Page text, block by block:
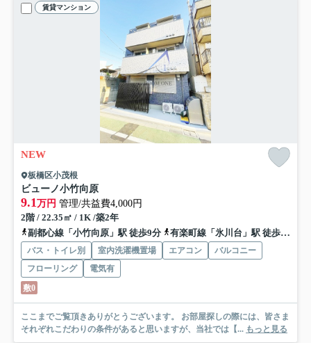
賃貸マンション
NEW
板橋区小茂根
ビューノ小竹向原
9.1万円 管理/共益費4,000円
2階 / 22.35㎡ / 1K /築2年
副都心線「小竹向原」駅 徒歩9分
有楽町線「氷川台」駅 徒歩17分
バス・トイレ別 室内洗濯機置場 エアコン
バルコニー
フローリング
電気有
敷0
ここまでご覧頂きありがとうございます。 お部屋探しの際には、皆さま
それぞれこだわりの条件があると思いますが、当社では【... もっと見る